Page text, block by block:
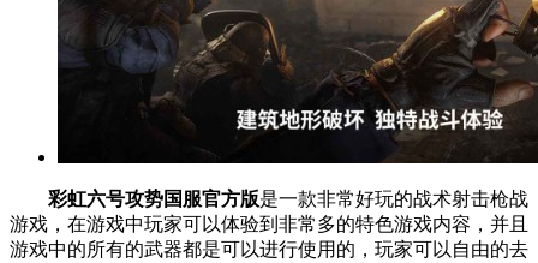
彩虹六号攻势国服官方版是一款非常好玩的战术射击枪战
游戏，在游戏中玩家可以体验到非常多的特色游戏内容，并且
游戏中的所有的武器都是可以进行使用的，玩家可以自由的去